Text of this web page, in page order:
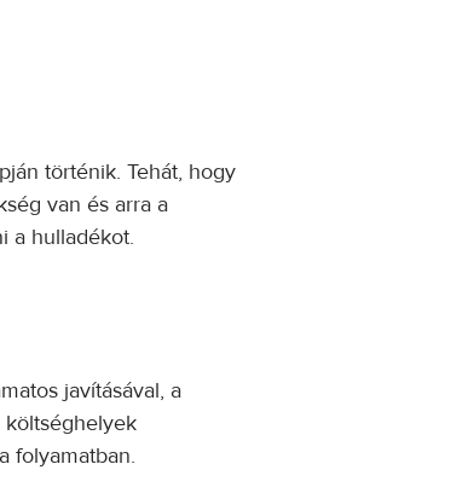
történik. Tehát, hogy
van és arra a
a hulladékot.
javításával, a
költséghelyek
folyamatban.